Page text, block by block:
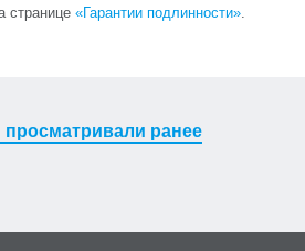
странице «Гарантии подлинности».
ранее